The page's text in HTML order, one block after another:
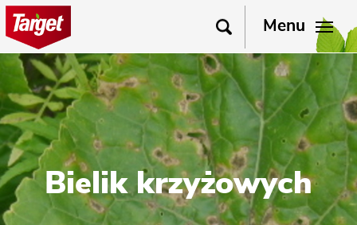
Menu
Bielik krzyżowych